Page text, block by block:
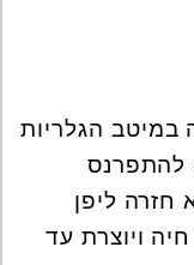
יצירותיה במיטב הגלריות
להתפרנס
שהוביל לניסיון ההתאבדות שלה. בשנת 1973 היא חזרה ליפן
חיה ויוצרת עד